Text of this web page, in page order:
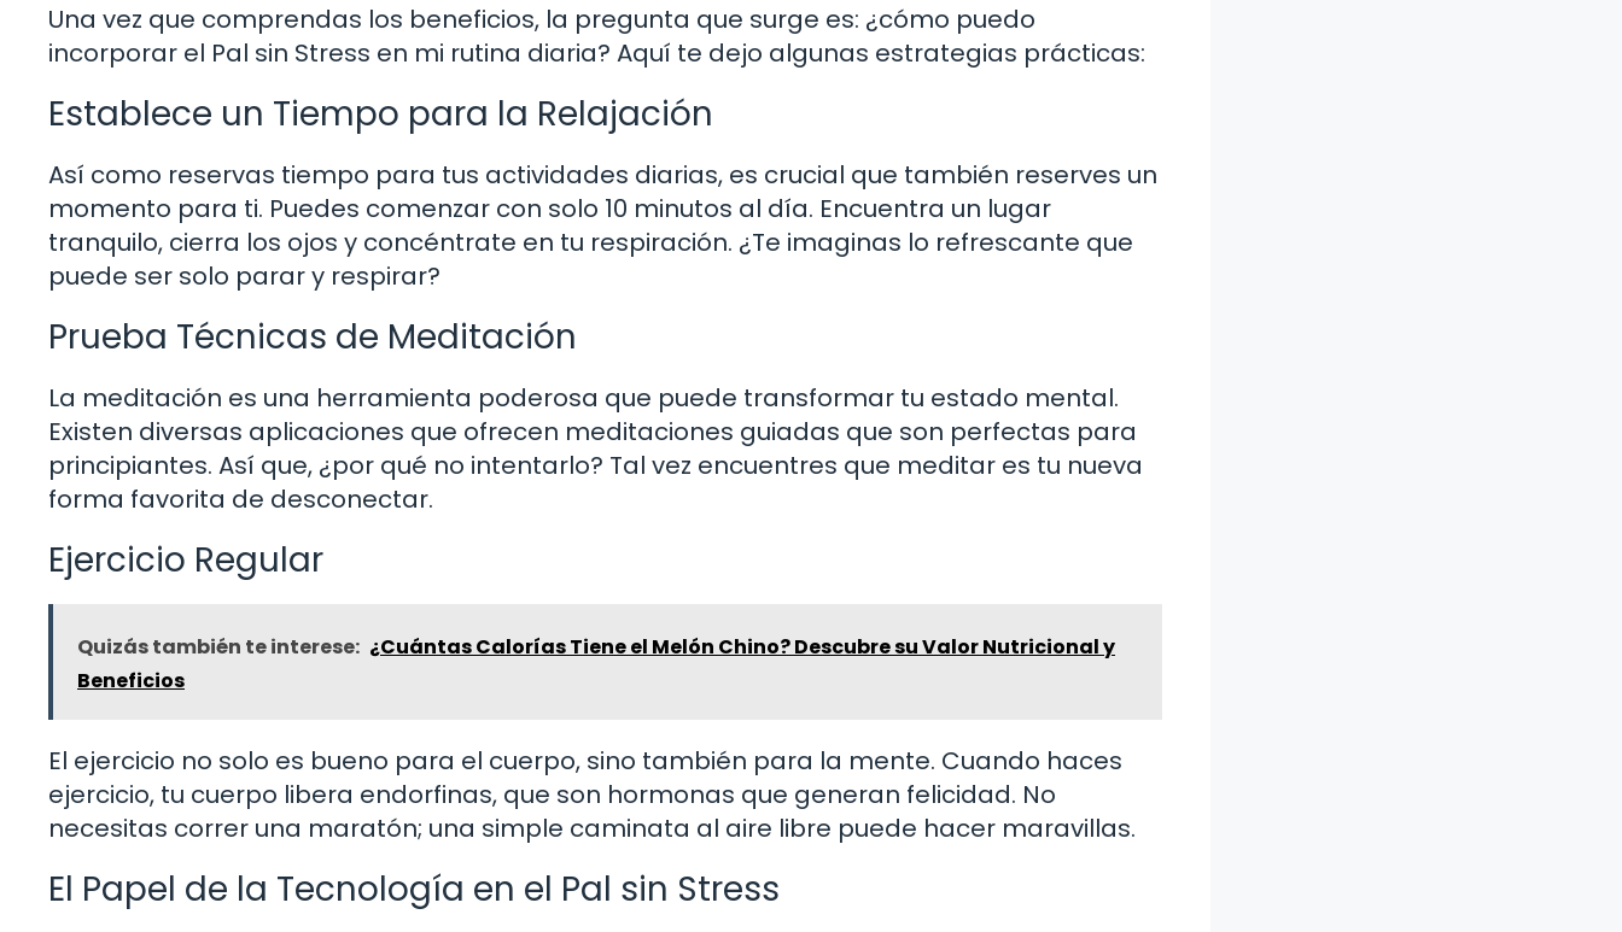
Una vez que comprendas los beneficios, la pregunta que surge es: ¿cómo puedo
incorporar el Pal sin Stress en mi rutina diaria? Aquí te dejo algunas estrategias prácticas:
Establece un Tiempo para la Relajación
Así como reservas tiempo para tus actividades diarias, es crucial que también reserves un
momento para ti. Puedes comenzar con solo 10 minutos al día. Encuentra un lugar
tranquilo, cierra los ojos y concéntrate en tu respiración. ¿Te imaginas lo refrescante que
puede ser solo parar y respirar?
Prueba Técnicas de Meditación
La meditación es una herramienta poderosa que puede transformar tu estado mental.
Existen diversas aplicaciones que ofrecen meditaciones guiadas que son perfectas para
principiantes. Así que, ¿por qué no intentarlo? Tal vez encuentres que meditar es tu nueva
forma favorita de desconectar.
Ejercicio Regular
Quizás también te interese: ¿Cuántas Calorías Tiene el Melón Chino? Descubre su Valor Nutricional y
Beneficios
El ejercicio no solo es bueno para el cuerpo, sino también para la mente. Cuando haces
ejercicio, tu cuerpo libera endorfinas, que son hormonas que generan felicidad. No
necesitas correr una maratón; una simple caminata al aire libre puede hacer maravillas.
El Papel de la Tecnología en el Pal sin Stress